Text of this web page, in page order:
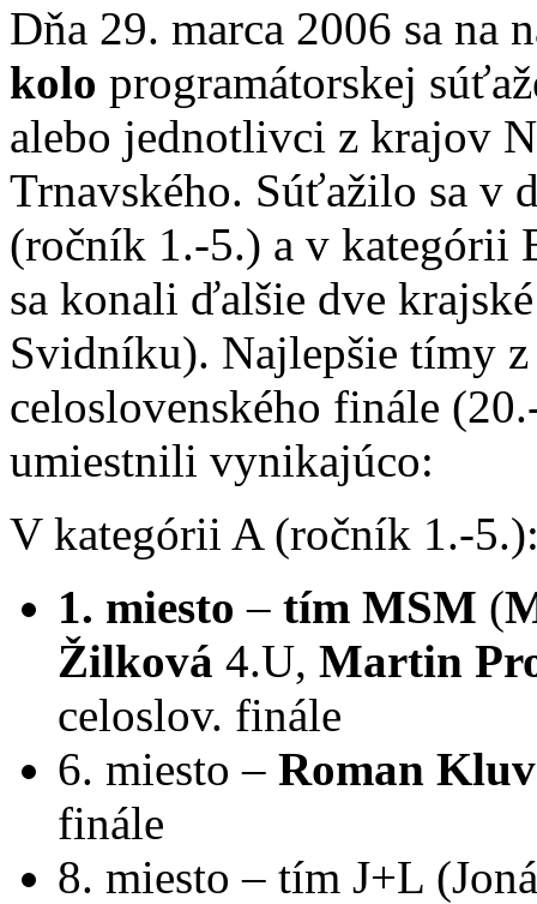
Dňa 29. marca 2006 sa na
kolo programátorskej
alebo jednotlivci z krajov
Trnavského. Súťažilo sa v
(ročník 1.-5.) a v kategórii
sa konali ďalšie dve
Svidníku). Najlepšie tímy
celoslovenského finále
umiestnili vynikajúco:
V kategórii A (ročník 1.-
1. miesto – tím MSM (
Žilková 4.U, Martin
celoslov. finále
6. miesto – Roman
finále
8. miesto – tím J+L